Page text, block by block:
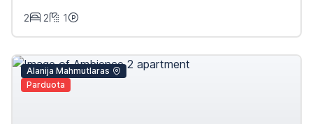
2
2 1
Alanija Mahmutlaras
Parduota